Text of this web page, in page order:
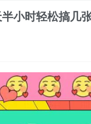
小时轻松搞几